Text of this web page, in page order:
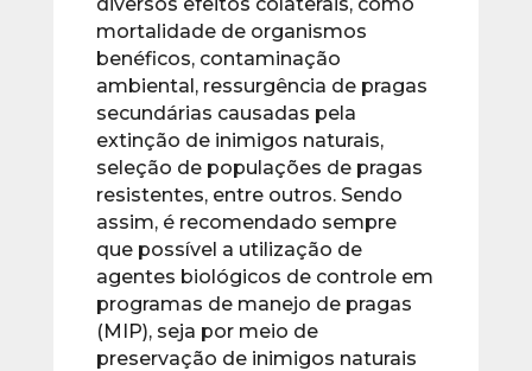
mortalidade de organismos
benéficos, contaminação
ambiental, ressurgência de pragas
secundárias causadas pela
extinção de inimigos naturais,
seleção de populações de pragas
resistentes, entre outros. Sendo
assim, é recomendado sempre
que possível a utilização de
agentes biológicos de controle em
programas de manejo de pragas
(MIP), seja por meio de
preservação de inimigos naturais